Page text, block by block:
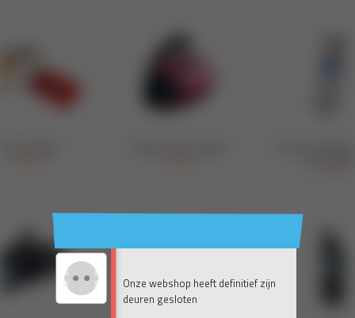
Onze webshop heeft definitief zijn
deuren gesloten